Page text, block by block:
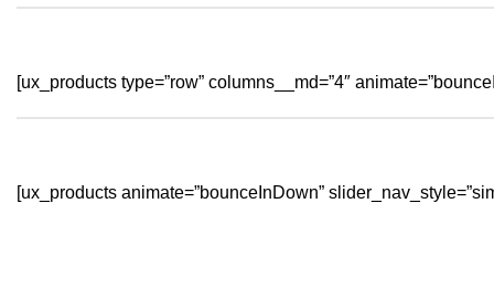
[ux_products type=”row” columns__md=”4″
[ux_products animate=”bounceInDown”